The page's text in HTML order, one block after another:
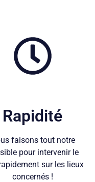
Rapidité
faisons tout notre
pour intervenir le
sur les lieux
concernés !